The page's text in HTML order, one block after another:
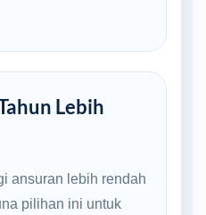
Lebih
ansuran lebih rendah
pilihan ini untuk